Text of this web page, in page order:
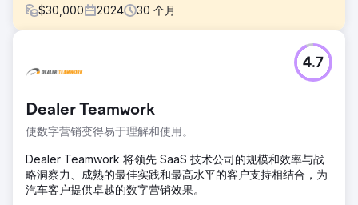
$30,000 2024 30 个月
LifeClubApp 的目标是在竞争激烈且监管严格的医疗保健领域
从零开始建立自然流量。博客上线之初，每月自然流量为零，
是提升品牌知名度，创造可持续的自然流量，并成为健康内容
领域值得信赖的权威平台。
解决方案
我们为 LifeClubApp 制定了 SEO、内容策略和技术优化方
案。我们确定了与用户意图相关的长尾关键词，创建了能够响
应自然语言查询的内容结构，并运用了基于实体的内容建模原
Dealer Teamwork
使数字营销变得易于理解和使用。
4.7
Dealer Teamwork 将领先 SaaS 技术公司的规模和效率与战
略洞察力、成熟的最佳实践和最高水平的客户支持相结合，为
汽车客户提供卓越的数字营销效果。